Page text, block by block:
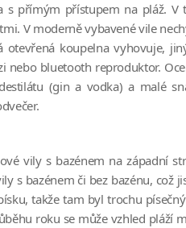
s přímým přístupem na pláž.
V moderně vybavené vile
otevřená koupelna vyhovuje,
nebo bluetooth reproduktor.
(gin a vodka) a malé
vily s bazénem na západní
s bazénem či bez bazénu,
takže tam byl trochu
roku se může vzhled pláží